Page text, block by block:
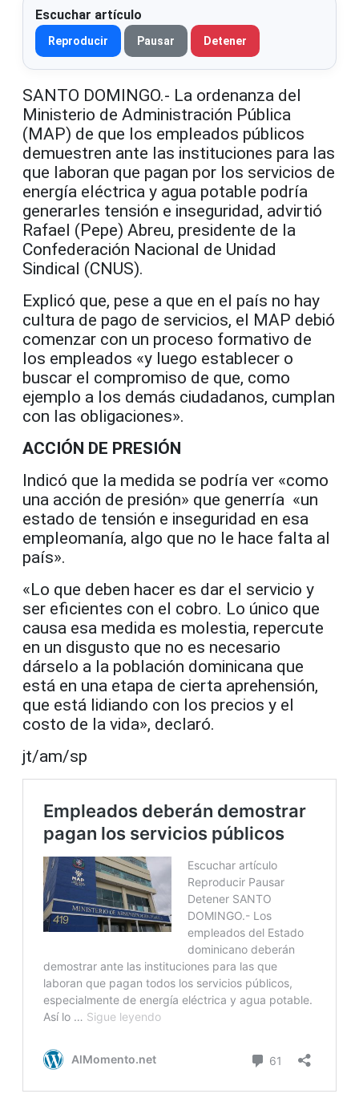
Escuchar artículo
Reproducir Pausar Detener
SANTO DOMINGO.- La ordenanza del
Ministerio de Administración Pública
(MAP) de que los empleados públicos
demuestren ante las instituciones para las
que laboran que pagan por los servicios de
energía eléctrica y agua potable podría
generarles tensión e inseguridad, advirtió
Rafael (Pepe) Abreu, presidente de la
Confederación Nacional de Unidad
Sindical (CNUS).
Explicó que, pese a que en el país no hay
cultura de pago de servicios, el MAP debió
comenzar con un proceso formativo de
los empleados «y luego establecer o
buscar el compromiso de que, como
ejemplo a los demás ciudadanos, cumplan
con las obligaciones».
ACCIÓN DE PRESIÓN
Indicó que la medida se podría ver «como
una acción de presión» que generría «un
estado de tensión e inseguridad en esa
empleomanía, algo que no le hace falta al
país».
«Lo que deben hacer es dar el servicio y
ser eficientes con el cobro. Lo único que
causa esa medida es molestia, repercute
en un disgusto que no es necesario
dárselo a la población dominicana que
está en una etapa de cierta aprehensión,
que está lidiando con los precios y el
costo de la vida», declaró.
jt/am/sp